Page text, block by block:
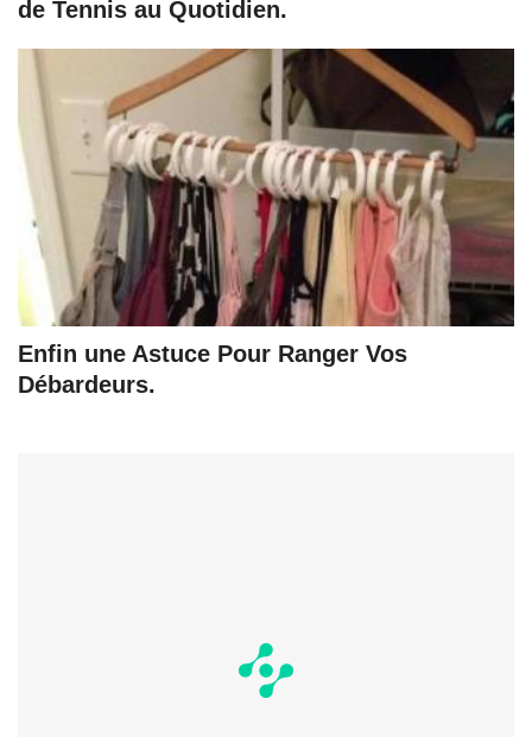
de Tennis au Quotidien.
Enfin une Astuce Pour Ranger Vos
Débardeurs.